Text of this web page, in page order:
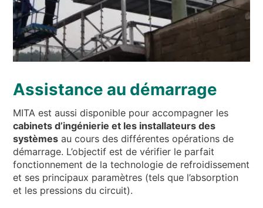
Assistance au démarrage
MITA est aussi disponible pour accompagner les
cabinets d’ingénierie et les installateurs des
systèmes au cours des différentes opérations de
démarrage. L’objectif est de vérifier le parfait
fonctionnement de la technologie de refroidissement
et ses principaux paramètres (tels que l’absorption
et les pressions du circuit).